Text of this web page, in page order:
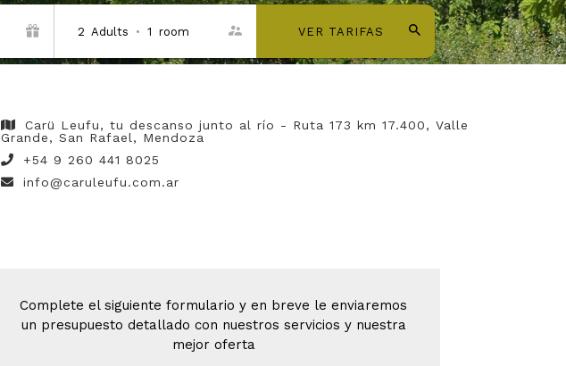
2 Adults • 1 room VER TARIFAS
Carü Leufu, tu descanso junto al río - Ruta 173 km 17.400, Valle
Grande, San Rafael, Mendoza
+54 9 260 441 8025
info@caruleufu.com.ar
Complete el siguiente formulario y en breve le enviaremos
un presupuesto detallado con nuestros servicios y nuestra
mejor oferta